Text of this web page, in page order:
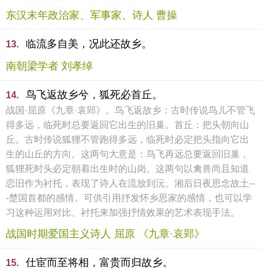
东汉末年政治家、军事家、诗人 曹操
13.
临流多自美，况此还故乡。
南朝梁学者 刘孝绰
14. 鸟飞返故乡兮，狐死必首丘。
战国·屈原《九章·哀郢》。鸟飞返故乡：古时传说鸟儿不管飞
得多远，临死时总要返回它出生的旧巢。首丘：把头朝向山
丘。古时传说狐狸不管跑得多远，临死时必定把头指向它出
生的山丘的方向。这两句大意是：鸟飞再远总要返回旧巢，
狐狸死时头必定朝着出生时的山岗。这两句以禽兽尚且知道
恋旧作为衬托，表现了诗人在流放到沅、湘后日夜思念故土--
-楚国首都的感情。可供引用抒发怀乡思家的感情，也可以学
习这种运用对比、衬托来加强抒情效果的艺术表现手法。
战国时期爱国主义诗人 屈原 《九章·哀郢》
15. 仕宦而至将相，富贵而归故乡。